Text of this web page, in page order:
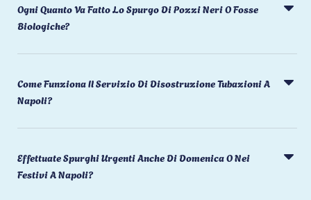
Ogni Quanto Va Fatto Lo Spurgo Di Pozzi Neri O Fosse
Biologiche?
Come Funziona Il Servizio Di Disostruzione Tubazioni A
Napoli?
Effettuate Spurghi Urgenti Anche Di Domenica O Nei
Festivi A Napoli?